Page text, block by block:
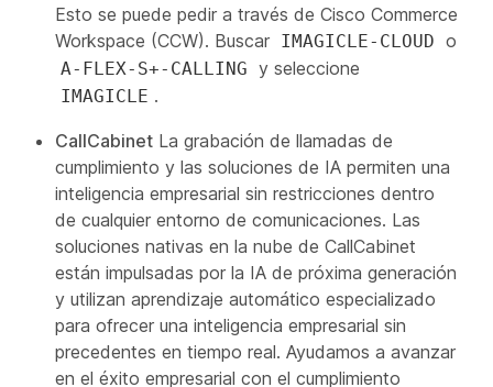
Esto se puede pedir a través de Cisco Commerce
Workspace (CCW). Buscar IMAGICLE-CLOUD o
A-FLEX-S+-CALLING y seleccione
IMAGICLE .
CallCabinet La grabación de llamadas de
cumplimiento y las soluciones de IA permiten una
inteligencia empresarial sin restricciones dentro
de cualquier entorno de comunicaciones. Las
soluciones nativas en la nube de CallCabinet
están impulsadas por la IA de próxima generación
y utilizan aprendizaje automático especializado
para ofrecer una inteligencia empresarial sin
precedentes en tiempo real. Ayudamos a avanzar
en el éxito empresarial con el cumplimiento